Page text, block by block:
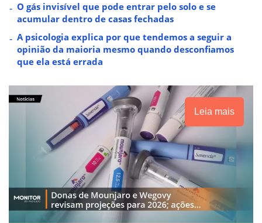
O gás invisível que pode entrar pelo solo e se
acumular dentro de casas fechadas
A psicologia explica por que tendemos a seguir a
opinião da maioria mesmo quando desconfiamos
que ela está errada
Leia mais